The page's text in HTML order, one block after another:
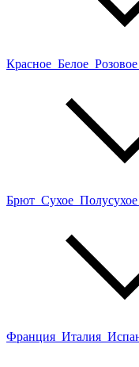
Красное Белое Розовое
Брют Сухое Полусухое
Франция Италия